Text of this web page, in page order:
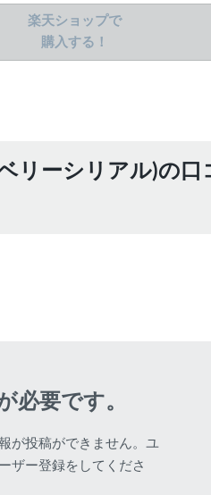
楽天ショップで
購入する！
リーシリアル)の口
必要です。
が投稿ができません。ユ
ザー登録をしてくださ
該当する